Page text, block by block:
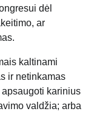
dėl
ar
kaltinami
ir netinkamas
karinius
valdžia; arba